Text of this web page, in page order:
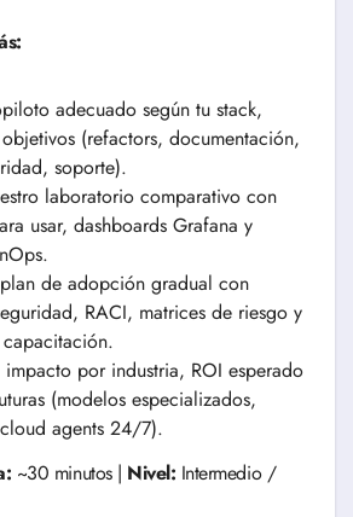
adecuado según tu stack,
(refactors, documentación,
soporte).
laboratorio comparativo con
usar, dashboards Grafana y
de adopción gradual con
RACI, matrices de riesgo y
impacto por industria, ROI esperado
(modelos especializados,
agents 24/7).
~30 minutos | Nivel: Intermedio /